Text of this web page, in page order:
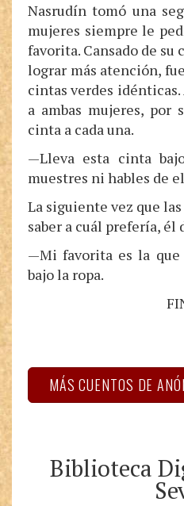
Nasrudín tomó una
mujeres siempre le
favorita. Cansado de
lograr más atención,
cintas verdes
a ambas mujeres, por
cinta a cada una.
—Lleva esta cinta
muestres ni hables de
La siguiente vez que
saber a cuál prefería, él
—Mi favorita es la
bajo la ropa.
MÁS CUENTOS DE
Biblioteca